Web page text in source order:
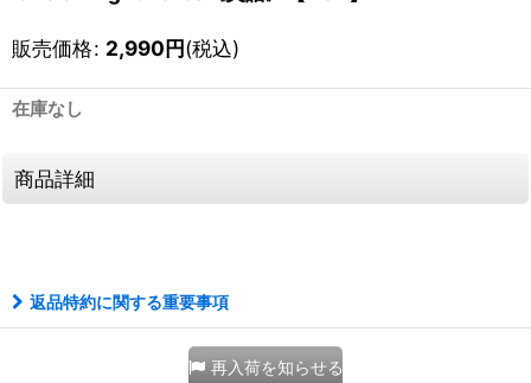
販売価格: 2,990円(税込)
在庫なし
商品詳細
返品特約に関する重要事項
再入荷を知らせる